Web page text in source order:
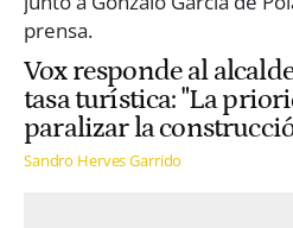
Vox responde al
tasa turística: "La
paralizar la
Sandro Herves Garrido